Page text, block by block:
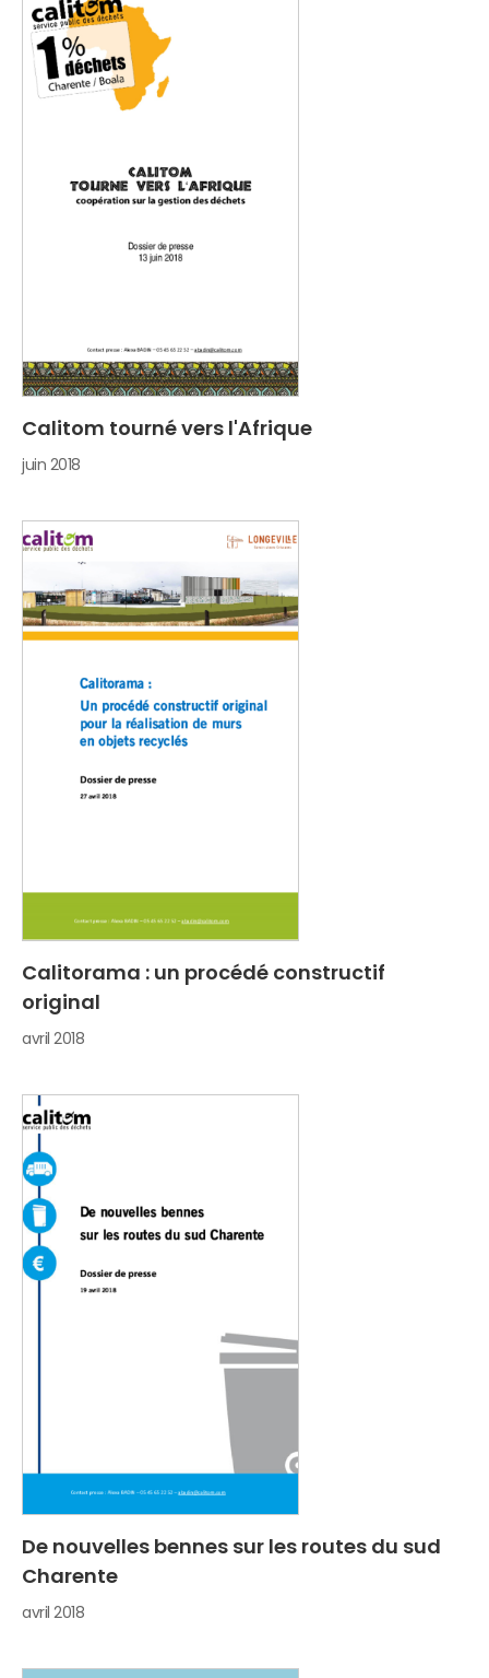
Calitom tourné vers l'Afrique
juin 2018
Calitorama : un procédé constructif
original
avril 2018
De nouvelles bennes sur les routes du sud
Charente
avril 2018